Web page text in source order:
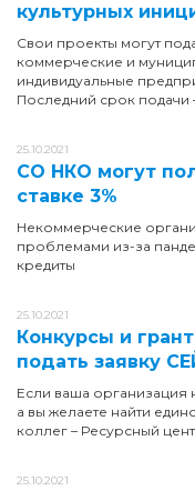
культурных
Свои проекты могут
коммерческие и
индивидуальные
Последний срок подачи
25.10.2021
СО НКО могут
ставке 3%
Некоммерческие
проблемами из-за
кредиты
25.10.2021
Конкурсы и
подать заявку
Если ваша организация
а вы желаете найти
коллег – Ресурсный
25.10.2021